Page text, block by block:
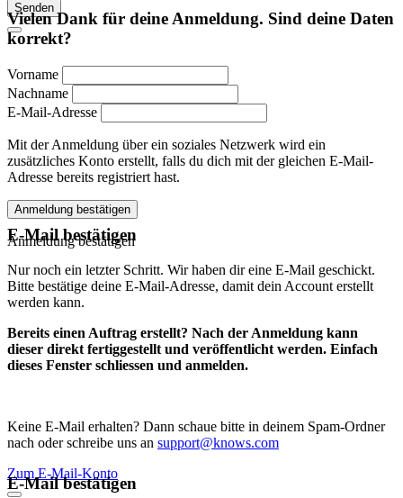
Senden
Vielen Dank für deine Anmeldung. Sind deine Daten
korrekt?
Vorname
Nachname
E-Mail-Adresse
Mit der Anmeldung über ein soziales Netzwerk wird ein
zusätzliches Konto erstellt, falls du dich mit der gleichen E-Mail-
Adresse bereits registriert hast.
Anmeldung bestätigen
Anmeldung bestätigen
E-Mail bestätigen
Nur noch ein letzter Schritt. Wir haben dir eine E-Mail geschickt.
Bitte bestätige deine E-Mail-Adresse, damit dein Account erstellt
werden kann.
Bereits einen Auftrag erstellt? Nach der Anmeldung kann
dieser direkt fertiggestellt und veröffentlicht werden. Einfach
dieses Fenster schliessen und anmelden.
Keine E-Mail erhalten? Dann schaue bitte in deinem Spam-Ordner
nach oder schreibe uns an support@knows.com
Zum E-Mail-Konto
E-Mail bestätigen